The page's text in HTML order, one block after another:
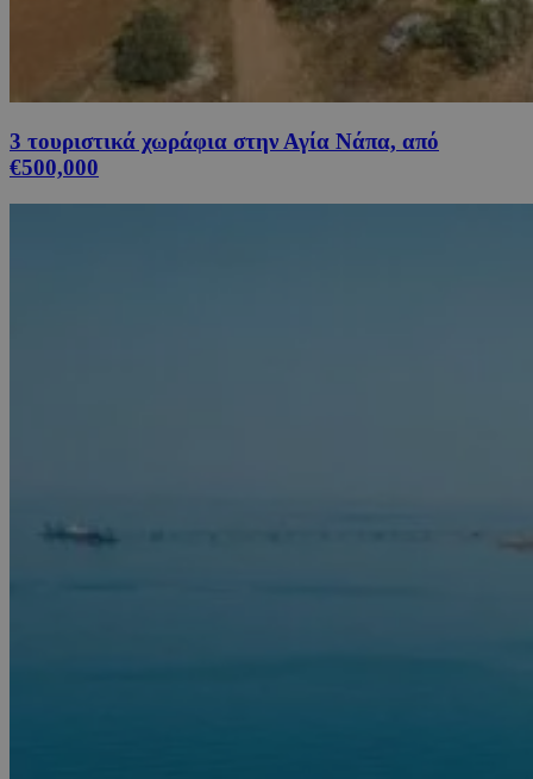
3 τουριστικά χωράφια στην Αγία Νάπα, από
€500,000